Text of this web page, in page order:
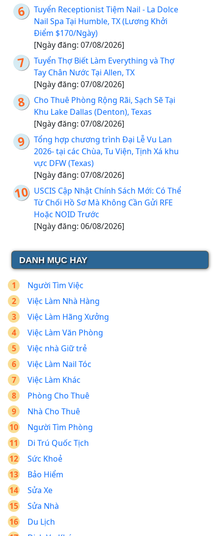
Tuyển Receptionist Tiệm Nail - La Dolce
Nail Spa Tại Humble, TX (Lương Khởi
Điểm $170/Ngày)
[Ngày đăng: 07/08/2026]
Tuyển Thợ Biết Làm Everything và Thợ
Tay Chân Nước Tại Allen, TX
[Ngày đăng: 07/08/2026]
Cho Thuê Phòng Rộng Rãi, Sạch Sẽ Tại
Khu Lake Dallas (Denton), Texas
[Ngày đăng: 07/08/2026]
Tổng hợp chương trình Đại Lễ Vu Lan
2026- tại các Chùa, Tu Viện, Tịnh Xá khu
vực DFW (Texas)
[Ngày đăng: 07/08/2026]
USCIS Cập Nhật Chính Sách Mới: Có Thể
Từ Chối Hồ Sơ Mà Không Cần Gửi RFE
Hoặc NOID Trước
[Ngày đăng: 06/08/2026]
DANH MỤC HAY
Người Tìm Việc
Việc Làm Nhà Hàng
Việc Làm Hãng Xưởng
Việc Làm Văn Phòng
Việc nhà Giữ trẻ
Việc Làm Nail Tóc
Việc Làm Khác
Phòng Cho Thuê
Nhà Cho Thuê
Người Tìm Phòng
Di Trú Quốc Tịch
Sức Khoẻ
Bảo Hiểm
Sửa Xe
Sửa Nhà
Du Lịch